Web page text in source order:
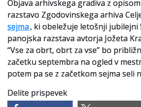
Objava arhivskega gradiva z
razstavo Zgodovinskega arhiva
sejma, ki obeležuje letošnji jubilejni
panojska razstava avtorja Jožeta
“Vse za obrt, obrt za vse” bo
začetku septembra na ogled v
potem pa se z začetkom sejma seli
Delite prispevek